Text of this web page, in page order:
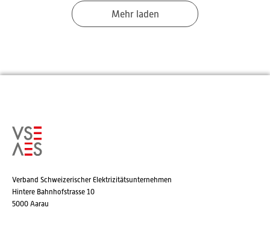
Mehr laden
Verband Schweizerischer Elektrizitätsunternehmen
Hintere Bahnhofstrasse 10
5000 Aarau